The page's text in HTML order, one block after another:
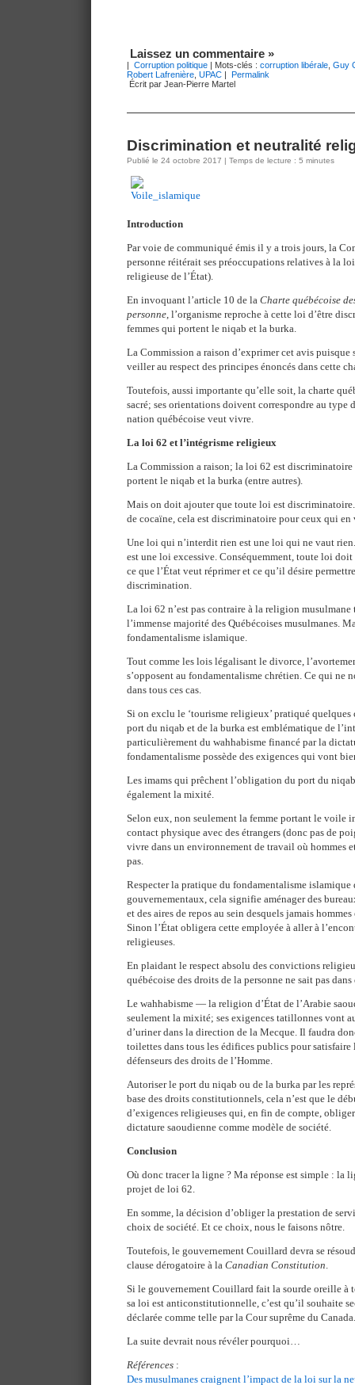
Laissez un commentaire »
| Corruption politique | Mots-clés : corruption libérale Guy
Robert Lafrenière UPAC | Permalink
Écrit par Jean-Pierre Martel
Discrimination et neutralité
Publié le 24 octobre 2017 | Temps de lecture : 5 minutes
Introduction
Par voie de communiqué émis il y a trois jours, la
personne réitérait ses préoccupations relatives à la
religieuse de l’État).
En invoquant l’article 10 de la Charte québécoise
personne , l’organisme reproche à cette loi d’être
femmes qui portent le niqab et la burka.
La Commission a raison d’exprimer cet avis puisque
veiller au respect des principes énoncés dans cette
Toutefois, aussi importante qu’elle soit, la charte
sacré; ses orientations doivent correspondre au type
nation québécoise veut vivre.
La loi 62 et l’intégrisme religieux
La Commission a raison; la loi 62 est discriminatoire
portent le niqab et la burka (entre autres).
Mais on doit ajouter que toute loi est
de cocaïne, cela est discriminatoire pour ceux qui en
Une loi qui n’interdit rien est une loi qui ne vaut
est une loi excessive. Conséquemment, toute loi
ce que l’État veut réprimer et ce qu’il désire
discrimination.
La loi 62 n’est pas contraire à la religion
l’immense majorité des Québécoises musulmanes.
fondamentalisme islamique.
Tout comme les lois légalisant le divorce,
s’opposent au fondamentalisme chrétien. Ce qui ne
dans tous ces cas.
Si on exclu le ‘tourisme religieux’ pratiqué quelques
port du niqab et de la burka est emblématique de
particulièrement du wahhabisme financé par la
fondamentalisme possède des exigences qui vont
Les imams qui prêchent l’obligation du port du
également la mixité.
Selon eux, non seulement la femme portant le voile
contact physique avec des étrangers (donc pas de
vivre dans un environnement de travail où hommes
pas.
Respecter la pratique du fondamentalisme islamique
gouvernementaux, cela signifie aménager des
et des aires de repos au sein desquels jamais
Sinon l’État obligera cette employée à aller à
religieuses.
En plaidant le respect absolu des convictions
québécoise des droits de la personne ne sait pas
Le wahhabisme — la religion d’État de l’Arabie
seulement la mixité; ses exigences tatillonnes vont
d’uriner dans la direction de la Mecque. Il faudra
toilettes dans tous les édifices publics pour satisfaire
défenseurs des droits de l’Homme.
Autoriser le port du niqab ou de la burka par les
base des droits constitutionnels, cela n’est que le
d’exigences religieuses qui, en fin de compte,
dictature saoudienne comme modèle de société.
Conclusion
Où donc tracer la ligne ? Ma réponse est simple : la
projet de loi 62.
En somme, la décision d’obliger la prestation de
choix de société. Et ce choix, nous le faisons nôtre.
Toutefois, le gouvernement Couillard devra se
clause dérogatoire à la Canadian Constitution
Si le gouvernement Couillard fait la sourde oreille à
sa loi est anticonstitutionnelle, c’est qu’il souhaite
déclarée comme telle par la Cour suprême du Canada.
La suite devrait nous révéler pourquoi…
Références :
Des musulmanes craignent l’impact de la loi sur la